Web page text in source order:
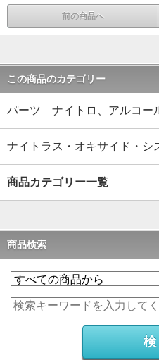
前の商品へ
この商品のカテゴリー
パーツ ナイトロ、アルコー
ナイトラス・オキサイド・
商品カテゴリー一覧
商品検索